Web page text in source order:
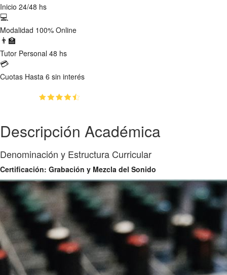
Inicio 24/48 hs
💻
Modalidad 100% Online
👨‍🏫
Tutor Personal 48 hs
💳
Cuotas Hasta 6 sin interés
Descripción Académica
Denominación y Estructura Curricular
Certificación: Grabación y Mezcla del Sonido